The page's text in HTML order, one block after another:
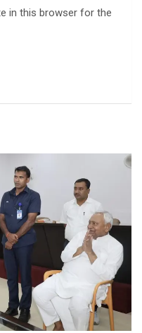
in this browser for the